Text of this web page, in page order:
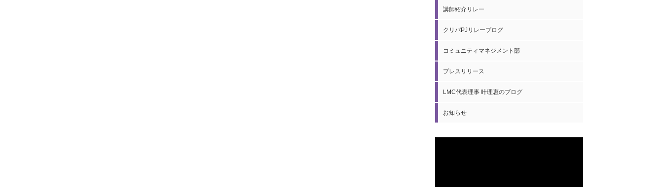
講師紹介リレー
クリパPJリレーブログ
コミュニティマネジメント部
プレスリリース
LMC代表理事 叶理恵のブログ
お知らせ